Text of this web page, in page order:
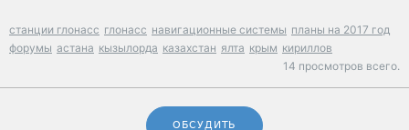
станции глонасс глонасс навигационные системы планы на 2017 год
форумы астана кызылорда казахстан ялта крым кириллов
14 просмотров всего.
ОБСУДИТЬ